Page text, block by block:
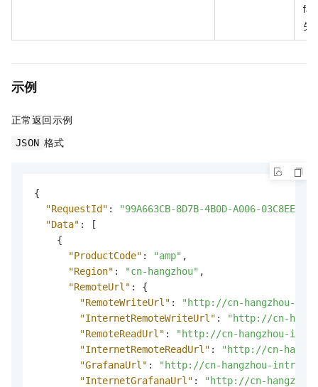
失
示例
正常返回示例
JSON 格式
{
"RequestId" :
"99A663CB-8D7B-4B0D-A006-
"Data" :
[
{
"ProductCode" : "amp" ,
"Region" : "cn-hangzhou" ,
"RemoteUrl" :
{
"RemoteWriteUrl" :
"http://cn-hangzhou-
"InternetRemoteWriteUrl" :
"http://cn-
"RemoteReadUrl" :
"http://cn-hangzhou-
"InternetRemoteReadUrl" :
"http://cn-
"GrafanaUrl" :
"http://cn-hangzhou-
"InternetGrafanaUrl" :
"http://cn-